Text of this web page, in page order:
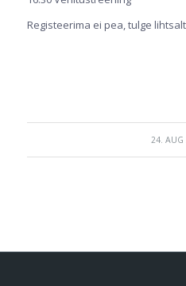
Registeerima ei pea, tulge
24. AUG